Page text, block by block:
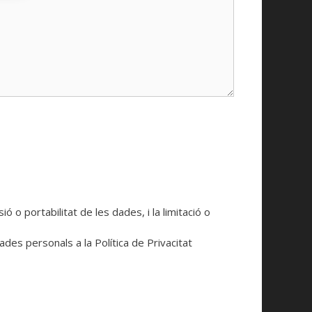
o portabilitat de les dades, i la limitació o
personals a la Política de Privacitat